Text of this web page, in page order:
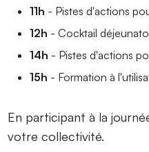
11h - Pistes d'actions
12h - Cocktail
14h - Pistes d'actions
15h - Formation à
En participant à la
votre collectivité.